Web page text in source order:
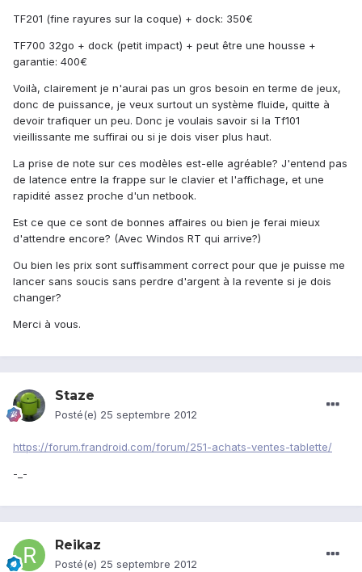
TF201 (fine rayures sur la coque) + dock: 350€
TF700 32go + dock (petit impact) + peut être une housse +
garantie: 400€
Voilà, clairement je n'aurai pas un gros besoin en terme de jeux,
donc de puissance, je veux surtout un système fluide, quitte à
devoir trafiquer un peu. Donc je voulais savoir si la Tf101
vieillissante me suffirai ou si je dois viser plus haut.
La prise de note sur ces modèles est-elle agréable? J'entend pas
de latence entre la frappe sur le clavier et l'affichage, et une
rapidité assez proche d'un netbook.
Est ce que ce sont de bonnes affaires ou bien je ferai mieux
d'attendre encore? (Avec Windos RT qui arrive?)
Ou bien les prix sont suffisamment correct pour que je puisse me
lancer sans soucis sans perdre d'argent à la revente si je dois
changer?
Merci à vous.
Staze
Posté(e) 25 septembre 2012
https://forum.frandroid.com/forum/251-achats-ventes-tablette/
-_-
Reikaz
Posté(e) 25 septembre 2012